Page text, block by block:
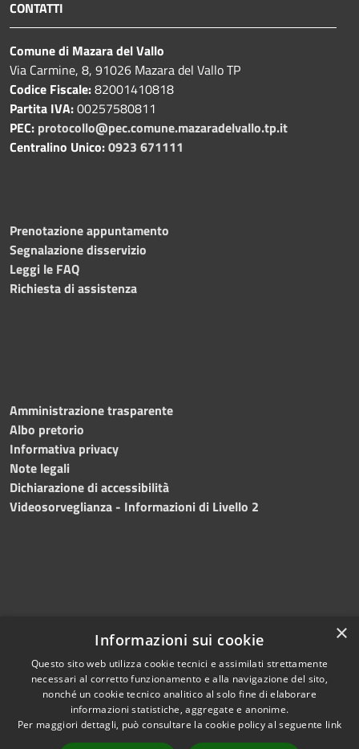
CONTATTI
Comune di Mazara del Vallo
Via Carmine, 8, 91026 Mazara del Vallo TP
Codice Fiscale:82001410818
Partita IVA:00257580811
PEC: protocollo@pec.comune.mazaradelvallo.tp.it
Centralino Unico:0923 671111
Prenotazione appuntamento
Segnalazione disservizio
Leggi le FAQ
Richiesta di assistenza
Amministrazione trasparente
Albo pretorio
Informativa privacy
Note legali
Dichiarazione di accessibilità
Videosorveglianza - Informazioni di Livello 2
Accessibilità
Privacy
Copyright © 2024 •
Comune di Mazara del
Vallo• Powered
×
Informazioni sui cookie
Questo sito web utilizza cookie tecnici e assimilati strettamente
necessari al corretto funzionamento e alla navigazione del sito,
nonché un cookie tecnico analitico al solo fine di elaborare
informazioni statistiche, aggregate e anonime.
Per maggiori dettagli, può consultare la cookie policy al seguente link